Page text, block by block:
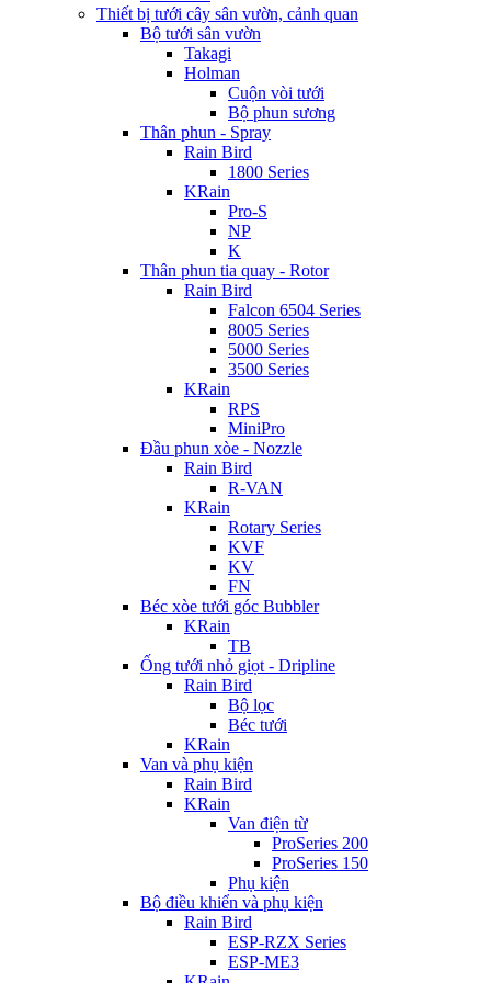
Thiết bị tưới cây sân vườn, cảnh quan
Bộ tưới sân vườn
Takagi
Holman
Cuộn vòi tưới
Bộ phun sương
Thân phun - Spray
Rain Bird
1800 Series
KRain
Pro-S
NP
K
Thân phun tia quay - Rotor
Rain Bird
Falcon 6504 Series
8005 Series
5000 Series
3500 Series
KRain
RPS
MiniPro
Đầu phun xòe - Nozzle
Rain Bird
R-VAN
KRain
Rotary Series
KVF
KV
FN
Béc xòe tưới góc Bubbler
KRain
TB
Ống tưới nhỏ giọt - Dripline
Rain Bird
Bộ lọc
Béc tưới
KRain
Van và phụ kiện
Rain Bird
KRain
Van điện từ
ProSeries 200
ProSeries 150
Phụ kiện
Bộ điều khiển và phụ kiện
Rain Bird
ESP-RZX Series
ESP-ME3